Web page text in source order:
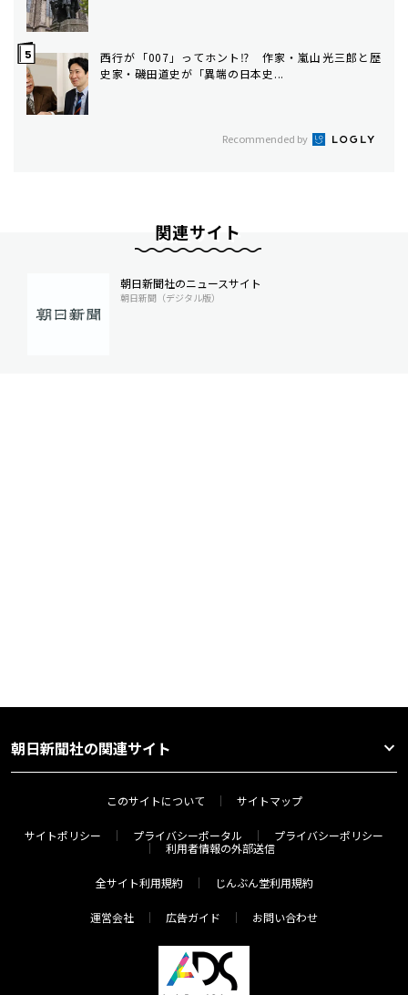
西行が「007」ってホント⁉ 作家・嵐山光三郎と歴
史家・磯田道史が「異端の日本史...
Recommended by
関連サイト
朝日新聞社のニュースサイト
朝日新聞（デジタル版）
朝日新聞社の関連サイト
このサイトについて サイトマップ
サイトポリシー プライバシーポータル
プライバシーポリシー
利用者情報の外部送信
全サイト利用規約 じんぶん堂利用規約
運営会社 広告ガイド お問い合わせ